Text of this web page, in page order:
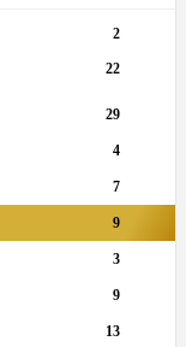
2
22
29
4
7
9
3
9
13